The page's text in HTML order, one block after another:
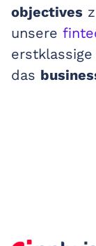
objectives
unsere
erstklassige
das